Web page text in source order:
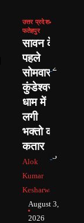
उत्तर प्रदेश
फतेहपुर
सावन के
पहले
सोमवार में
कुंडेश्वर
धाम में
लगी
भक्तो की
कतार
Alok
Kumar
Kesharwani
August 3,
2026
2
3